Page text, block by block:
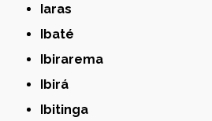
Iaras
Ibaté
Ibirarema
Ibirá
Ibitinga